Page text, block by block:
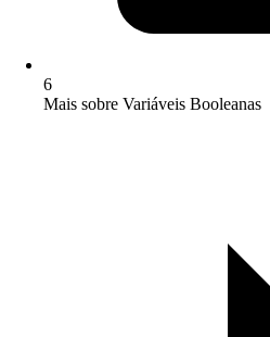
6
Mais sobre Variáveis Booleanas